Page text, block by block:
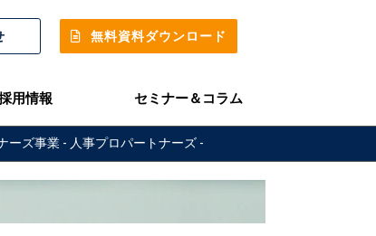
無料資料ダウンロード
用情報 セミナー＆コラム
ーズ事業 - 人事プロパートナーズ -